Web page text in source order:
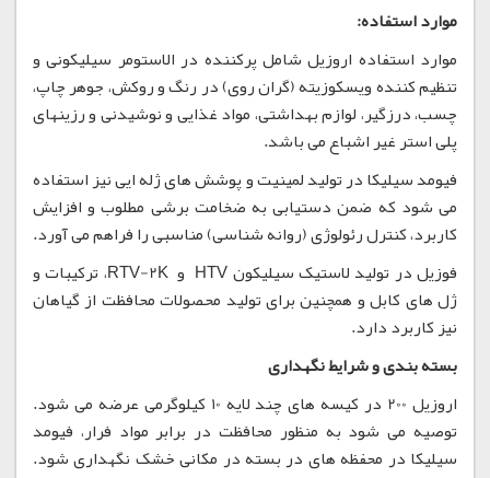
موارد استفاده:
موارد استفاده اروزیل شامل پرکننده در الاستومر سیلیکونی و
تنظیم کننده ویسکوزیته (گران روی) در رنگ و روکش، جوهر چاپ،
چسب، درزگیر، لوازم بهداشتی، مواد غذایی و نوشیدنی و رزینهای
پلی استر غیر اشباع می باشد.
فیومد سیلیکا در تولید لمینیت و پوشش های ژله ایی نیز استفاده
می شود که ضمن دستیابی به ضخامت برشی مطلوب و افزایش
کاربرد، کنترل رئولوژی (روانه شناسی) مناسبی را فراهم می آورد.
فوزیل در تولید لاستیک سیلیکون HTV و RTV-2K، ترکیبات و
ژل های کابل و همچنین برای تولید محصولات محافظت از گیاهان
نیز کاربرد دارد.
بسته بندی و شرایط نگهداری
اروزیل 200 در کیسه های چند لایه 10 کیلوگرمی عرضه می شود.
توصیه می شود به منظور محافظت در برابر مواد فرار، فیومد
سیلیکا در محفظه های در بسته در مکانی خشک نگهداری شود.